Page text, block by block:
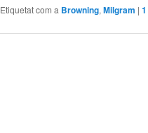
Etiquetat com a Browning,Milgram |1